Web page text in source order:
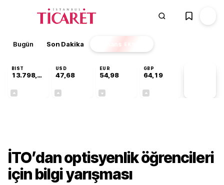
Bugün Son Dakika Finans EKSTRA
BIST
13.798,82
USD
47,68
EUR
54,98
GBP
64,19
İTO’dan optisyenlik öğrencileri
için bilgi yarışması